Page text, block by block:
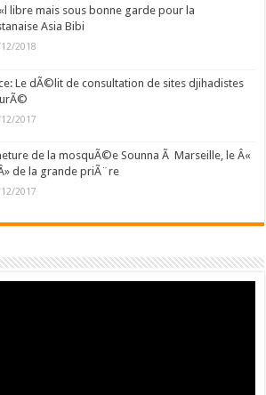
libre mais sous bonne garde pour la
Asia Bibi
2018
Le dÃ©lit de consultation de sites djihadistes
2017
de la mosquÃ©e Sounna Ã Marseille, le Â«
de la grande priÃ¨re
2017